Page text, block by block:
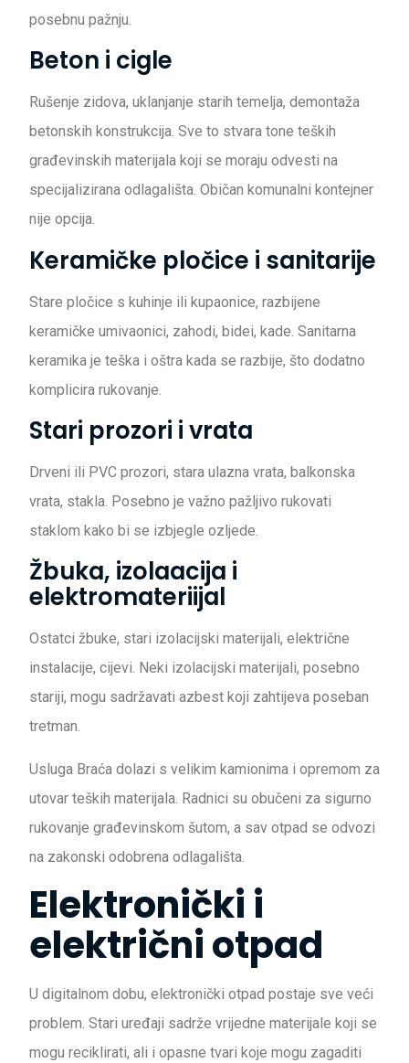
posebnu pažnju.
Beton i cigle
Rušenje zidova, uklanjanje starih temelja, demontaža
betonskih konstrukcija. Sve to stvara tone teških
građevinskih materijala koji se moraju odvesti na
specijalizirana odlagališta. Običan komunalni kontejner
nije opcija.
Keramičke pločice i sanitarije
Stare pločice s kuhinje ili kupaonice, razbijene
keramičke umivaonici, zahodi, bidei, kade. Sanitarna
keramika je teška i oštra kada se razbije, što dodatno
komplicira rukovanje.
Stari prozori i vrata
Drveni ili PVC prozori, stara ulazna vrata, balkonska
vrata, stakla. Posebno je važno pažljivo rukovati
staklom kako bi se izbjegle ozljede.
Žbuka, izolaacija i
elektromateriijal
Ostatci žbuke, stari izolacijski materijali, električne
instalacije, cijevi. Neki izolacijski materijali, posebno
stariji, mogu sadržavati azbest koji zahtijeva poseban
tretman.
Usluga Braća dolazi s velikim kamionima i opremom za
utovar teških materijala. Radnici su obučeni za sigurno
rukovanje građevinskom šutom, a sav otpad se odvozi
na zakonski odobrena odlagališta.
Elektronički i
električni otpad
U digitalnom dobu, elektronički otpad postaje sve veći
problem. Stari uređaji sadrže vrijedne materijale koji se
mogu reciklirati, ali i opasne tvari koje mogu zagaditi